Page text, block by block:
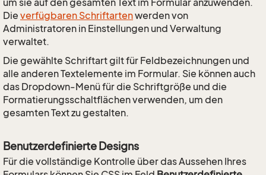
um sie auf den gesamten Text im Formular anzuwenden.
Die verfügbaren Schriftartenwerden von
Administratoren in Einstellungen und Verwaltung
verwaltet.
Die gewählte Schriftart gilt für Feldbezeichnungen und
alle anderen Textelemente im Formular. Sie können auch
das Dropdown-Menü für die Schriftgröße und die
Formatierungsschaltflächen verwenden, um den
gesamten Text zu gestalten.
Benutzerdefinierte Designs
Für die vollständige Kontrolle über das Aussehen Ihres